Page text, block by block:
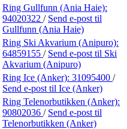
Ring Gullfunn (Ania Haie):
94020322 / Send e-post til
Gullfunn (Ania Haie)
Ring Ski Akvarium (Anipuro):
64859155 / Send e-post til Ski
Akvarium (Anipuro)
Ring Ice (Anker): 31095400 /
Send e-post til Ice (Anker)
Ring Telenorbutikken (Anker):
90802036 / Send e-post til
Telenorbutikken (Anker)